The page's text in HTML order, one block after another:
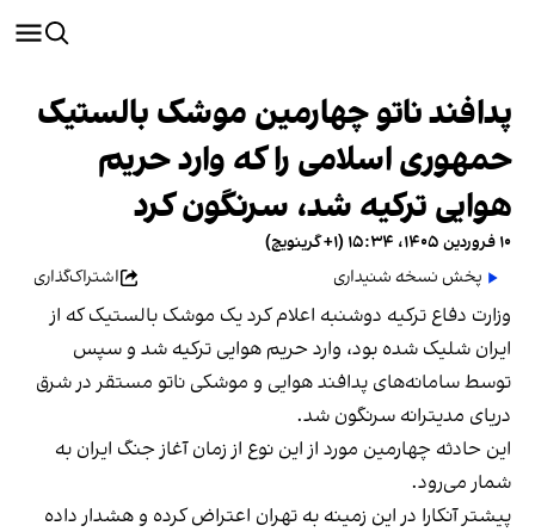
پدافند ناتو چهارمین موشک بالستیک
حمهوری اسلامی را که وارد حریم
هوایی ترکیه شد، سرنگون کرد
۱۰ فروردین ۱۴۰۵، ۱۵:۳۴ (‎+۱ گرینویچ)
پخش نسخه شنیداری
اشتراک‌گذاری
وزارت دفاع ترکیه دوشنبه اعلام کرد یک موشک بالستیک که از
ایران شلیک شده بود، وارد حریم هوایی ترکیه شد و سپس
توسط سامانه‌های پدافند هوایی و موشکی ناتو مستقر در شرق
دریای مدیترانه سرنگون شد.
این حادثه چهارمین مورد از این نوع از زمان آغاز جنگ ایران به
شمار می‌رود.
پیشتر آنکارا در این زمینه به تهران اعتراض کرده و هشدار داده